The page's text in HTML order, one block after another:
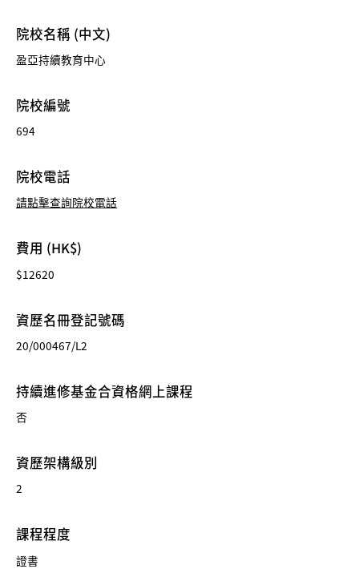
院校名稱 (中文)
盈亞持續教育中心
院校編號
694
院校電話
請點擊查詢院校電話
費用 (HK$)
$12620
資歷名冊登記號碼
20/000467/L2
持續進修基金合資格網上課程
否
資歷架構級別
2
課程程度
證書